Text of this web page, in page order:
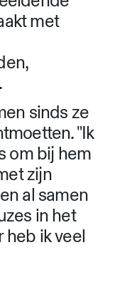
met
sinds ze
"Ik
om bij hem
zijn
al samen
in het
heb ik veel